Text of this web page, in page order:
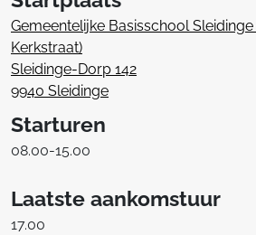
Gemeentelijke Basisschool
Kerkstraat)
Sleidinge-Dorp 142
9940 Sleidinge
Starturen
08.00-15.00
Laatste aankomstuur
17.00